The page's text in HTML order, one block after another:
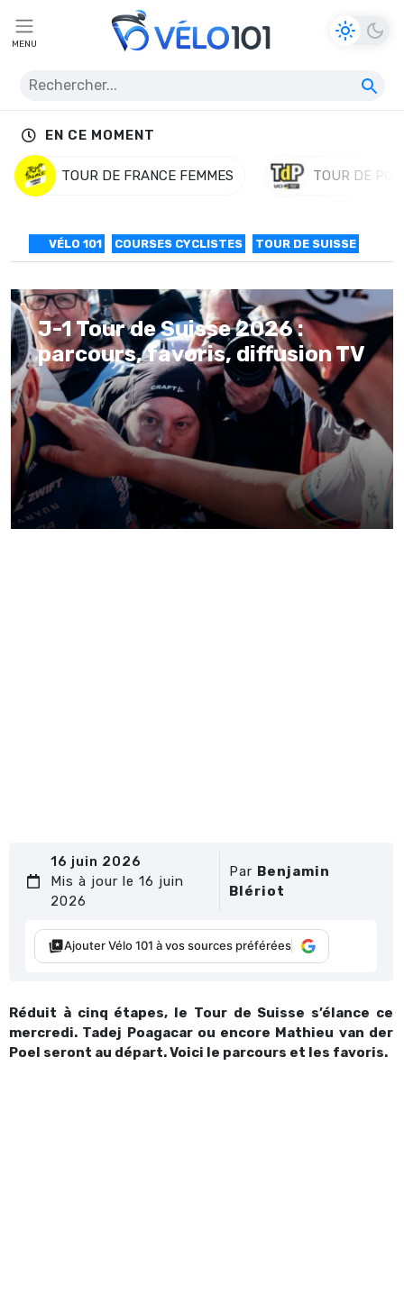
MENU
EN CE MOMENT
TOUR DE FRANCE FEMMES TOUR DE
VÉLO 101 COURSES CYCLISTES TOUR DE SUISSE
J-1 Tour de Suisse 2026 :
parcours, favoris, diffusion TV
16 juin 2026
Mis à jour le 16 juin
2026
Par Benjamin
Blériot
Ajouter Vélo 101 à vos sources préférées
Réduit à cinq étapes, le Tour de Suisse s’élance ce
mercredi. Tadej Poagacar ou encore Mathieu van der
Poel seront au départ. Voici le parcours et les favoris.